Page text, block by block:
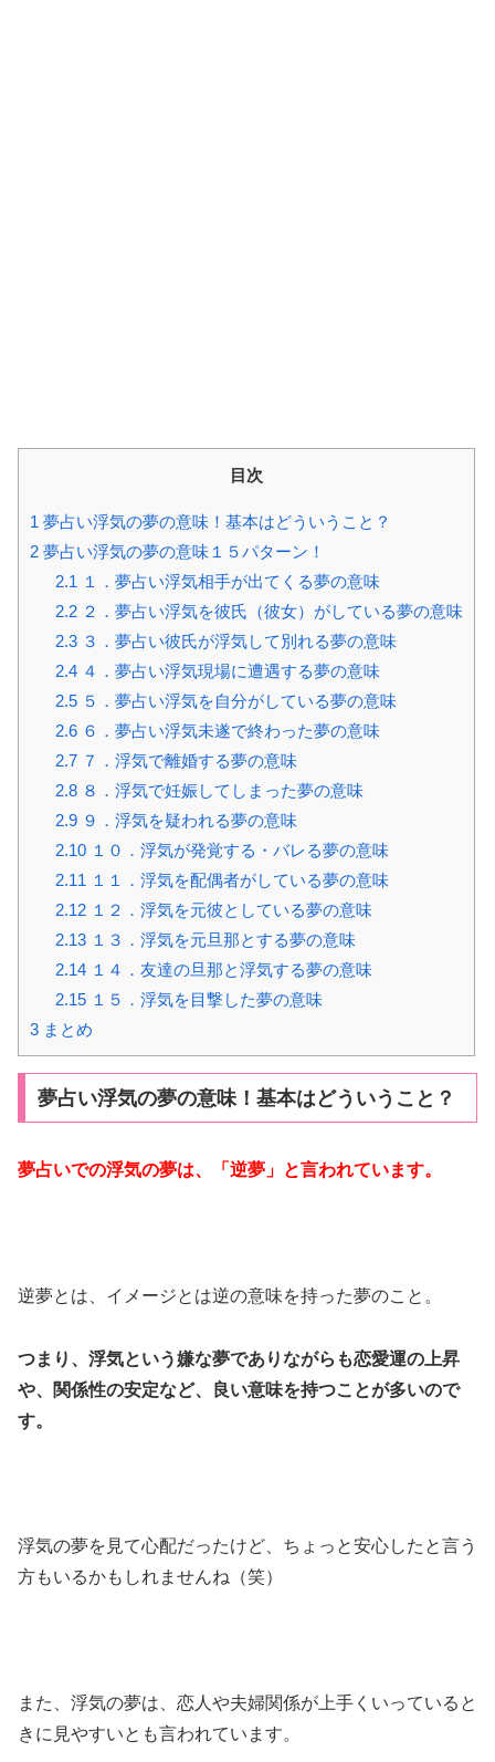
目次
1 夢占い浮気の夢の意味！基本はどういうこと？
2 夢占い浮気の夢の意味１５パターン！
2.1 １．夢占い浮気相手が出てくる夢の意味
2.2２．夢占い浮気を彼氏（彼女）がしている夢の意味
2.3３．夢占い彼氏が浮気して別れる夢の意味
2.4４．夢占い浮気現場に遭遇する夢の意味
2.5５．夢占い浮気を自分がしている夢の意味
2.6６．夢占い浮気未遂で終わった夢の意味
2.7７．浮気で離婚する夢の意味
2.8８．浮気で妊娠してしまった夢の意味
2.9９．浮気を疑われる夢の意味
2.10１０．浮気が発覚する・バレる夢の意味
2.11 １１．浮気を配偶者がしている夢の意味
2.12１２．浮気を元彼としている夢の意味
2.13１３．浮気を元旦那とする夢の意味
2.14１４．友達の旦那と浮気する夢の意味
2.15１５．浮気を目撃した夢の意味
3 まとめ
夢占い浮気の夢の意味！基本はどういうこと？
夢占いでの浮気の夢は、「逆夢」と言われています。
逆夢とは、イメージとは逆の意味を持った夢のこと。
つまり、浮気という嫌な夢でありながらも恋愛運の上昇
や、関係性の安定など、良い意味を持つことが多いので
す。
浮気の夢を見て心配だったけど、ちょっと安心したと言う
方もいるかもしれませんね（笑）
また、浮気の夢は、恋人や夫婦関係が上手くいっていると
きに見やすいとも言われています。